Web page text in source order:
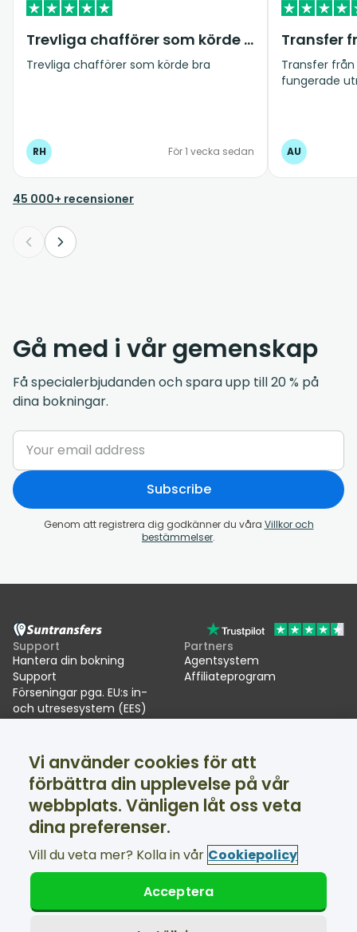
Trevliga chafförer som körde bra
Trevliga chafförer som körde bra
RH För 1 vecka sedan
Transfer
fungerade
AU
45 000+ recensioner
Gå med i vår gemenskap
Få specialerbjudanden och spara upp till 20 % på
dina bokningar.
Subscribe
Genom att registrera dig godkänner du våra Villkor och
bestämmelser.
Support
Hantera din bokning
Support
Förseningar pga. EU:s in-
och utresesystem (EES)
Partners
Agentsystem
Affiliateprogram
Om oss
Omdömen
Skidtransfers
Facebook
Twitter
Support tillgänglig dygnet runt
© Suntransfers.com 2026
Vi använder cookies för att
förbättra din upplevelse på vår
webbplats. Vänligen låt oss veta
dina preferenser.
Vill du veta mer? Kolla in vår Cookiepolicy
Acceptera